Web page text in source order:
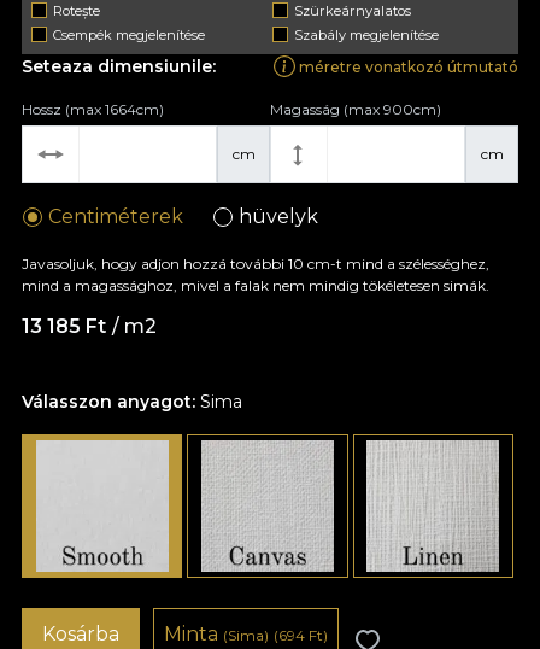
Rotește
Szürkeárnyalatos
Csempék megjelenítése
Szabály megjelenítése
Válasszon anyagot: Sima
Seteaza dimensiunile: méretre vonatkozó útmutató
cm
Hossz (max 1664cm)
cm
Magasság (max 900cm)
Centiméterek hüvelyk
Javasoljuk, hogy adjon hozzá további 10 cm-t mind a szélességhez,
mind a magassághoz, mivel a falak nem mindig tökéletesen simák.
13 185 Ft / m2
Kosárba Minta (Sima) (694 Ft)